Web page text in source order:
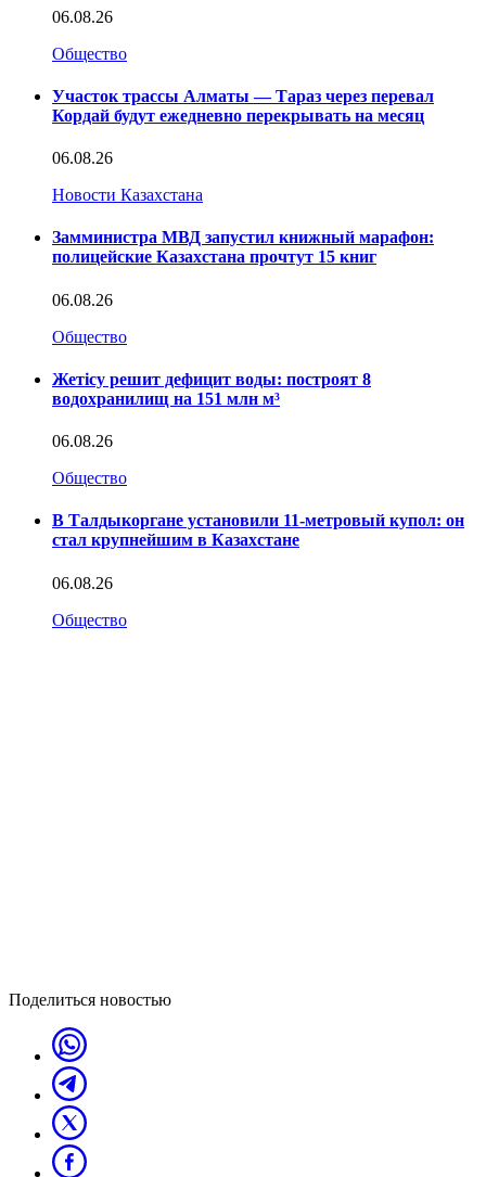
06.08.26
Общество
Участок трассы Алматы — Тараз через перевал
Кордай будут ежедневно перекрывать на месяц
06.08.26
Новости Казахстана
Замминистра МВД запустил книжный марафон:
полицейские Казахстана прочтут 15 книг
06.08.26
Общество
Жетісу решит дефицит воды: построят 8
водохранилищ на 151 млн м³
06.08.26
Общество
В Талдыкоргане установили 11-метровый купол: он
стал крупнейшим в Казахстане
06.08.26
Общество
Поделиться новостью